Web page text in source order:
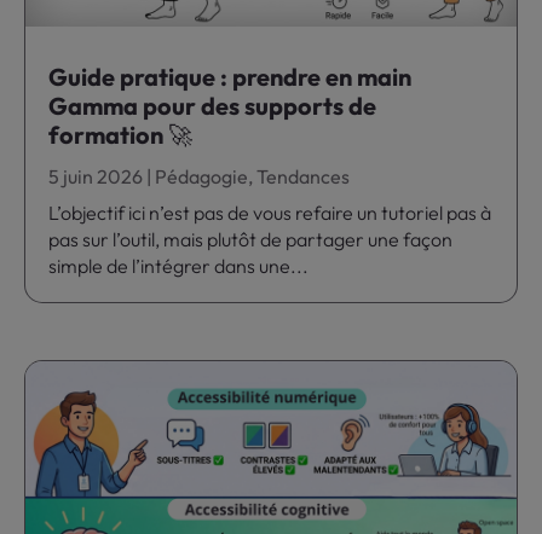
Guide pratique : prendre en main
Gamma pour des supports de
formation 🚀
5 juin 2026 | Pédagogie,Tendances
L’objectif ici n’est pas de vous refaire un tutoriel pas à
pas sur l’outil, mais plutôt de partager une façon
simple de l’intégrer dans une...